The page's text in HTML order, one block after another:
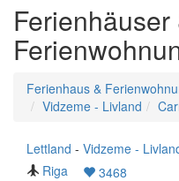
Ferienhäuser
Ferienhaus &
Vidzeme - Livland
Lettland - Vidzeme -
Riga
3468